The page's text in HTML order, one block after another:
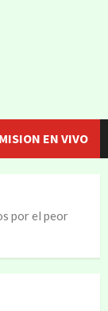
EN VIVO
por el peor